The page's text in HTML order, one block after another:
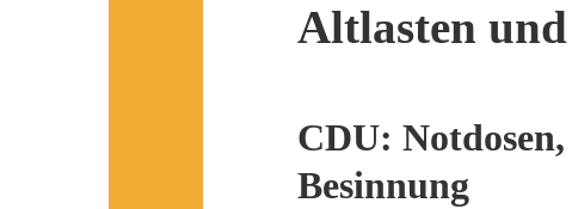
Altlasten und
CDU:
Besinnung